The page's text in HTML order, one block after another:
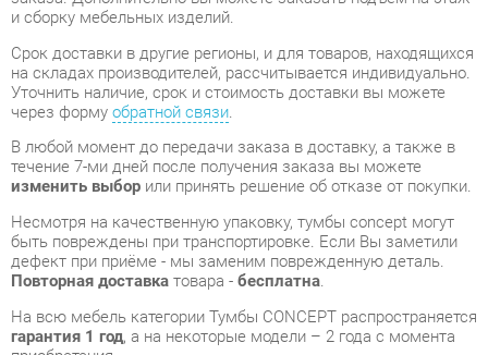
В любой момент до передачи заказа в доставку, а также в
изменить выборили принять решение об отказе от покупки.
Несмотря на качественную упаковку, тумбы concept могут
быть повреждены при транспортировке. Если Вы заметили
Повторная доставка товара -бесплатна .
На всю мебель категории Тумбы CONCEPT распространяется
приобретения.
Тумба опорная/приставная с ящиком и распашным
фасадом Рива CONCEPT CN.TGO-004 B/W Сандал
Янтарный Антрацит
- это качественное изделие
производстваРива, соответствующее современному
государственному стандарту.